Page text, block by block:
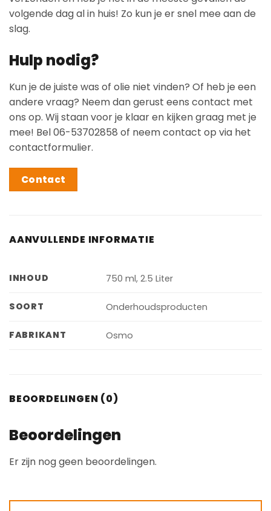
volgende dag al in huis! Zo kun je er snel mee aan de
slag.
Hulp nodig?
Kun je de juiste was of olie niet vinden? Of heb je een
andere vraag? Neem dan gerust eens contact met
ons op. Wij staan voor je klaar en kijken graag met je
mee! Bel 06-53702858 of neem contact op via het
contactformulier.
Contact
AANVULLENDE INFORMATIE
INHOUD 750 ml, 2.5 Liter
SOORT Onderhoudsproducten
FABRIKANT Osmo
BEOORDELINGEN (0)
Beoordelingen
Er zijn nog geen beoordelingen.